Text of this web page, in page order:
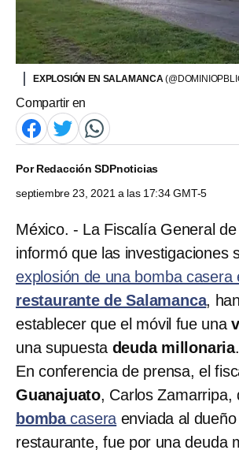
EXPLOSIÓN EN SALAMANCA
Compartir en
PorRedacción SDPnoticias
septiembre 23, 2021 a las 17:34 GMT-5
México. - La Fiscalía General de
informó que las investigaciones
explosión de una bomba casera
restaurante de Salamanca,
establecer que el móvil fue una
una supuesta deuda millonaria.
En conferencia de prensa, el
Guanajuato, Carlos Zamarripa,
bombacasera enviada al dueño
restaurante, fue por una deuda